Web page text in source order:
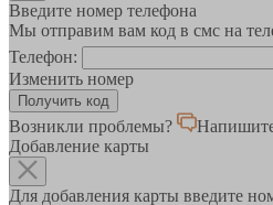
Введите номер телефона
Мы отправим вам код в смс на
Телефон:
Изменить номер
Возникли проблемы?
Добавление карты
Для добавления карты введите